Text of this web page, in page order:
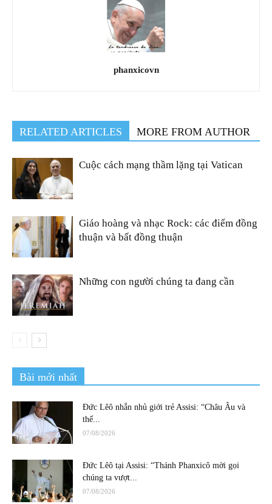
phanxicovn
RELATED ARTICLES MORE FROM AUTHOR
Cuộc cách mạng thầm lặng tại Vatican
Giáo hoàng và nhạc Rock: các điểm đồng
thuận và bất đồng thuận
Những con người chúng ta đang cần
Bài mới nhất
Đức Lêô nhắn nhủ giới trẻ Assisi: “Châu Âu và
thế...
07/08/2026
Đức Lêô tại Assisi: “Thánh Phanxicô mời gọi
chúng ta vượt...
07/08/2026